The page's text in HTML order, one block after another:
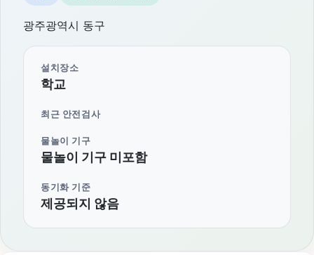
광주광역시 동구
설치장소
학교
최근 안전검사
물놀이 기구
물놀이 기구 미포함
동기화 기준
제공되지 않음